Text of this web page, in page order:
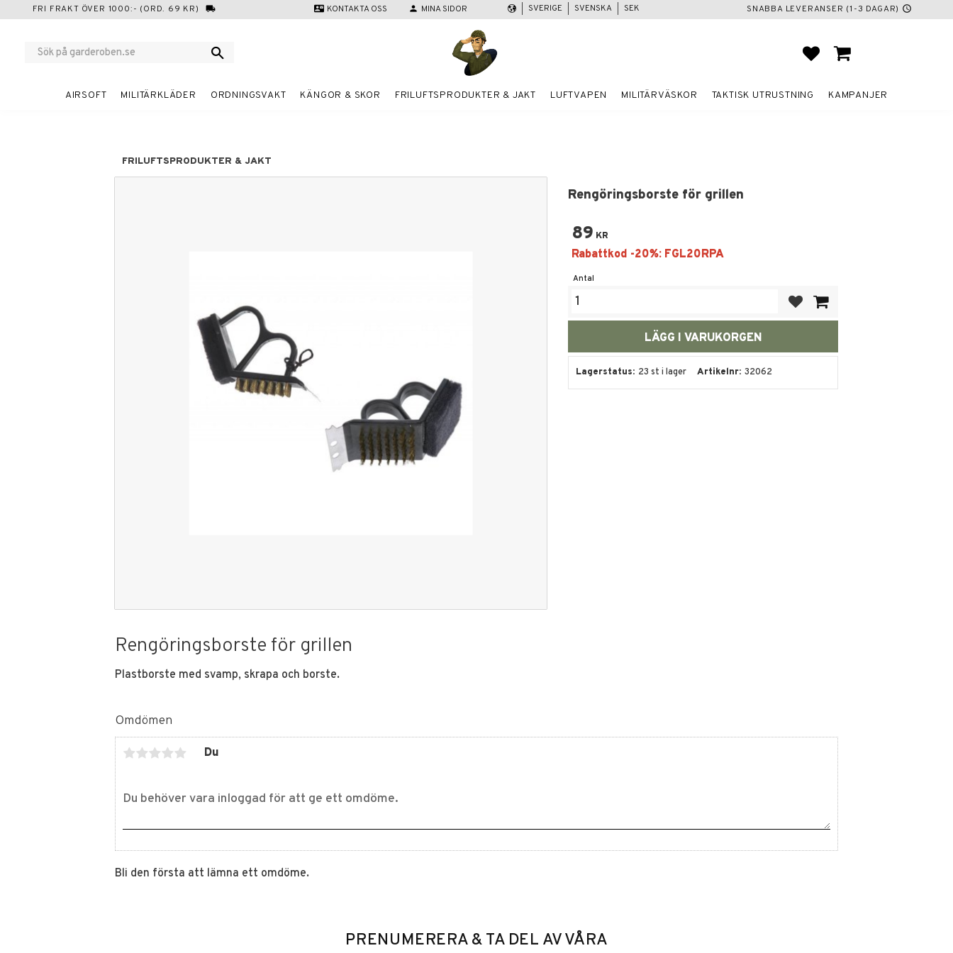
FRI FRAKT ÖVER 1000:- (ORD. 69 KR) local_shipping contact_mail KONTAKTA OSS person MINA SIDOR SNABBA LEVERANSER (1-3 DAGAR) schedule
SVERIGE SVENSKA SEK
FAVORITER
KUNDVAGN
AIRSOFT MILITÄRKLÄDER ORDNINGSVAKT KÄNGOR & SKOR FRILUFTSPRODUKTER & JAKT LUFTVAPEN MILITÄRVÄSKOR TAKTISK UTRUSTNING KAMPANJER
FRILUFTSPRODUKTER & JAKT
Rengöringsborste för grillen
89 KR
Antal
Lagerstatus 23 st i lager Artikelnr 32062
Rengöringsborste för grillen
Plastborste med svamp, skrapa och borste.
Omdömen
Du
Bli den första att lämna ett omdöme.
PRENUMERERA & TA DEL AV VÅRA